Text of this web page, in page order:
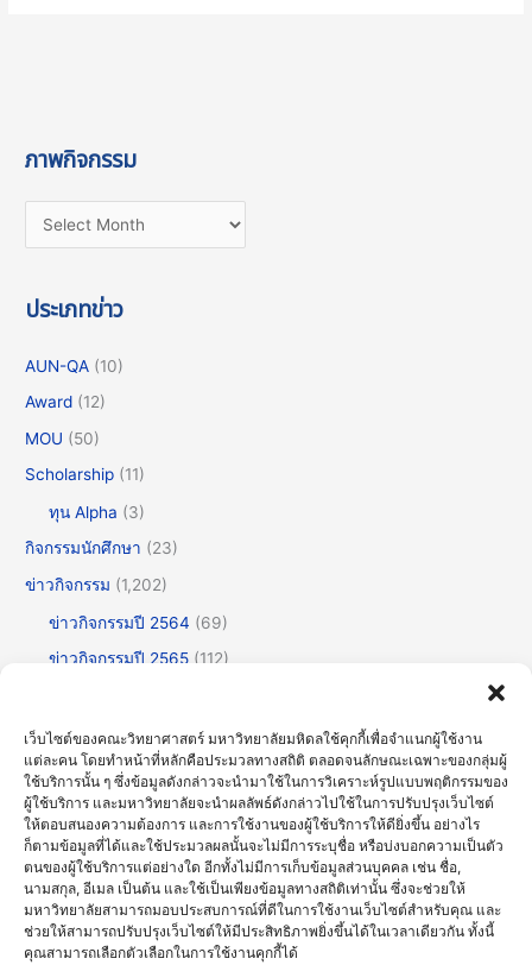
เว็บไซต์ของคณะวิทยาศาสตร์ มหาวิทยาลัยมหิดลใช้คุกกี้เพื่อจำแนกผู้ใช้งาน
แต่ละคน โดยทำหน้าที่หลักคือประมวลทางสถิติ ตลอดจนลักษณะเฉพาะของกลุ่มผู้
ใช้บริการนั้น ๆ ซึ่งข้อมูลดังกล่าวจะนำมาใช้ในการวิเคราะห์รูปแบบพฤติกรรมของ
ผู้ใช้บริการ และมหาวิทยาลัยจะนำผลลัพธ์ดังกล่าวไปใช้ในการปรับปรุงเว็บไซต์
ให้ตอบสนองความต้องการ และการใช้งานของผู้ใช้บริการให้ดียิ่งขึ้น อย่างไร
ก็ตามข้อมูลที่ได้และใช้ประมวลผลนั้นจะไม่มีการระบุชื่อ หรือบ่งบอกความเป็นตัว
ตนของผู้ใช้บริการแต่อย่างใด อีกทั้งไม่มีการเก็บข้อมูลส่วนบุคคล เช่น ชื่อ,
นามสกุล, อีเมล เป็นต้น และใช้เป็นเพียงข้อมูลทางสถิติเท่านั้น ซึ่งจะช่วยให้
มหาวิทยาลัยสามารถมอบประสบการณ์ที่ดีในการใช้งานเว็บไซต์สำหรับคุณ และ
ช่วยให้สามารถปรับปรุงเว็บไซต์ให้มีประสิทธิภาพยิ่งขึ้นได้ในเวลาเดียวกัน ทั้งนี้
คุณสามารถเลือกตัวเลือกในการใช้งานคุกกี้ได้
ภาพกิจกรรม
ประเภทข่าว
AUN-QA (10)
Award (12)
MOU (50)
Scholarship (11)
ทุน Alpha (3)
กิจกรรมนักศึกษา (23)
ข่าวกิจกรรม (1,202)
ข่าวกิจกรรมปี 2564 (69)
ข่าวกิจกรรมปี 2565 (112)
ข่าวกิจกรรมปี 2567 (252)
ข่าวกิจกรรมปี 2568(355)
ข่าวกิจกรรมปี 2569(192)
ข่าวทั่วไป(717)
ข่าวธรรมาภิบาลและความโปร่งใส (OIT)(30)
บรรยายพิเศษ(123)
ประชุมวิชาการ(60)